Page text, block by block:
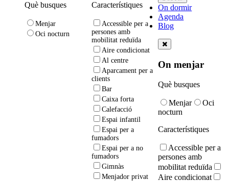
Què busques
Menjar
Oci nocturn
Característiques
Accessible per a
persones amb
mobilitat reduïda
Aire condicionat
Al centre
Aparcament per a
clients
Bar
Caixa forta
Calefacció
Espai infantil
Espai per a
fumadors
Espai per a no
fumadors
Gimnàs
Menjador privat
On dormir
Agenda
Blog
On menjar
Què busques
Menjar
Oci
nocturn
Característiques
Accessible per a
persones amb
mobilitat reduïda
Aire condicionat